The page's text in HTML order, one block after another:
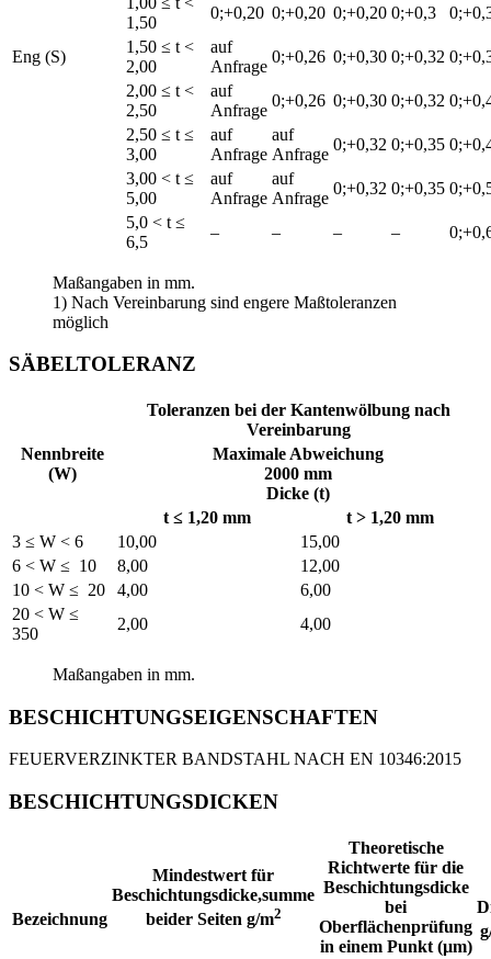
Eng (S)
1,50
0;+0,20 0;+0,20 0;+0,20 0;+0,3
1,50 ≤ t <
2,00
auf
Anfrage
0;+0,26 0;+0,30 0;+0,32
2,00 ≤ t <
2,50
auf
Anfrage
0;+0,26 0;+0,30 0;+0,32
2,50 ≤ t ≤
3,00
auf
Anfrage
auf
Anfrage
0;+0,32 0;+0,35
3,00 < t ≤
5,00
auf
Anfrage
auf
Anfrage
0;+0,32 0;+0,35
5,0 < t ≤
6,5
– – – –
Maßangaben in mm.
1) Nach Vereinbarung sind engere Maßtoleranzen
möglich
SÄBELTOLERANZ
Nennbreite
(W)
Toleranzen bei der Kantenwölbung nach
Vereinbarung
Maximale Abweichung
2000 mm
Dicke (t)
t ≤ 1,20 mm
t > 1,20 mm
3 ≤ W < 6
10,00
15,00
6 < W ≤ 10
8,00
12,00
10 < W ≤ 20
4,00
6,00
20 < W ≤
350
2,00 4,00
Maßangaben in mm.
BESCHICHTUNGSEIGENSCHAFTEN
FEUERVERZINKTER BANDSTAHL NACH EN 10346:2015
BESCHICHTUNGSDICKEN
Bezeichnung
Mindestwert für
Beschichtungsdicke,summe
beider Seiten g/m2
Theoretische
Richtwerte für die
Beschichtungsdicke
bei
Oberflächenprüfung
in einem Punkt (µm)